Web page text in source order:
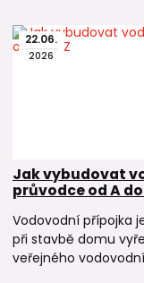
22.06.
2026
Jak vybudovat
průvodce od A do
Vodovodní přípojka
při stavbě domu
veřejného